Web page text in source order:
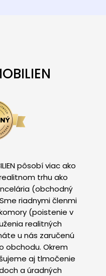
pôsobí viac ako
trhu ako
(obchodný
riadnymi členmi
(poistenie v
realitných
u nás zaručenú
obchodu. Okrem
aj tlmočenie
a úradných